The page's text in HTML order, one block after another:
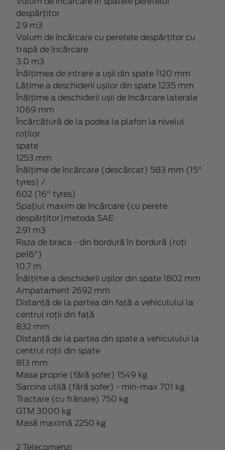
despărțitor
2.9 m3
Volum de încărcare cu peretele despărțitor cu
trapă de încărcare
3.0 m3
Înălțimea de intrare a ușii din spate 1120 mm
Lățime a deschiderii ușilor din spate 1235 mm
Înălțime a deschiderii ușii de încărcare laterale
1069 mm
Încărcătură de la podea la plafon la nivelul
roților
spate
1253 mm
Înălțime de încărcare (descărcat) 583 mm (15"
tyres) /
602 (16" tyres)
Spațiul maxim de încărcare (cu perete
despărțitor)metoda SAE
2.91 m3
Raza de braca - din bordură în bordură (roți
pe16")
10.7 m
Înălțime a deschiderii ușilor din spate 1802 mm
Ampatament 2692 mm
Distanță de la partea din față a vehiculului la
centrul roții din față
832 mm
Distanță de la partea din spate a vehiculului la
centrul roții din spate
813 mm
Masa proprie (fără șofer) 1549 kg
Sarcina utilă (fără șofer) - min-max 701 kg
Tractare (cu frânare) 750 kg
GTM 3000 kg
Masă maximă 2250 kg
2 Telecomenzi